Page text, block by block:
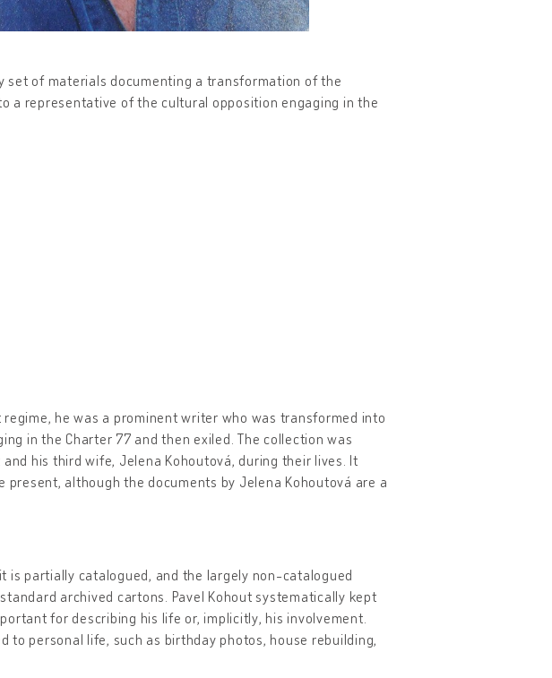
set of materials documenting a transformation of the
a representative of the cultural opposition engaging in the
he was a prominent writer who was transformed into
in the Charter 77 and then exiled. The collection was
his third wife, Jelena Kohoutová, during their lives. It
present, although the documents by Jelena Kohoutová are a
is partially catalogued, and the largely non-catalogued
archived cartons. Pavel Kohout systematically kept
for describing his life or, implicitly, his involvement.
to personal life, such as birthday photos, house rebuilding,